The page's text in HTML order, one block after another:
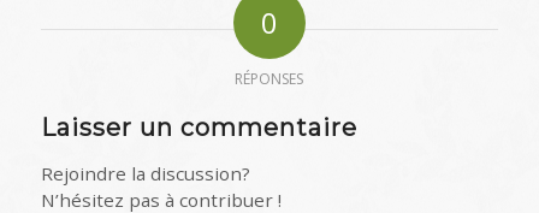
0
RÉPONSES
Laisser un commentaire
Rejoindre la discussion?
N’hésitez pas à contribuer !